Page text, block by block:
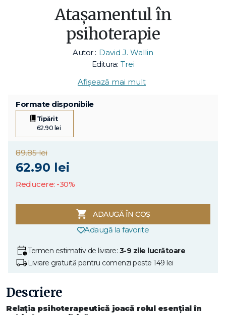
Ataşamentul în
psihoterapie
Autor : David J. Wallin
Editura: Trei
Afișează mai mult
Formate disponibile
Tipărit
62.90 lei
89.85 lei
62.90 lei
Reducere: -30%
ADAUGĂ ÎN COȘ
Adaugă la favorite
Termen estimativ de livrare: 3-9 zile lucrătoare
Livrare gratuită pentru comenzi peste 149 lei
Descriere
Relaţia psihoterapeutică joacă rolul esenţial în